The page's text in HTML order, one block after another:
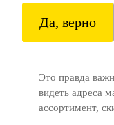
Да, верно
Это правда
видеть адреса
ассортимент,